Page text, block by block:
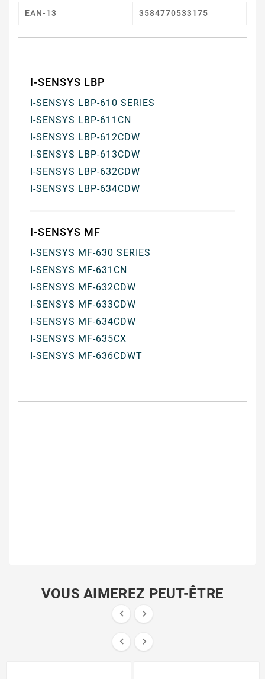
EAN-13 3584770533175
I-SENSYS LBP
I-SENSYS LBP-610 SERIES
I-SENSYS LBP-611CN
I-SENSYS LBP-612CDW
I-SENSYS LBP-613CDW
I-SENSYS LBP-632CDW
I-SENSYS LBP-634CDW
I-SENSYS MF
I-SENSYS MF-630 SERIES
I-SENSYS MF-631CN
I-SENSYS MF-632CDW
I-SENSYS MF-633CDW
I-SENSYS MF-634CDW
I-SENSYS MF-635CX
I-SENSYS MF-636CDWT
VOUS AIMEREZ PEUT-ÊTRE
 
 